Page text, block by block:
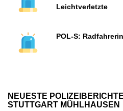
Leichtverletzte
POL-S:
NEUESTE POLIZEIBERICHTE
STUTTGART MÜHLHAUSEN